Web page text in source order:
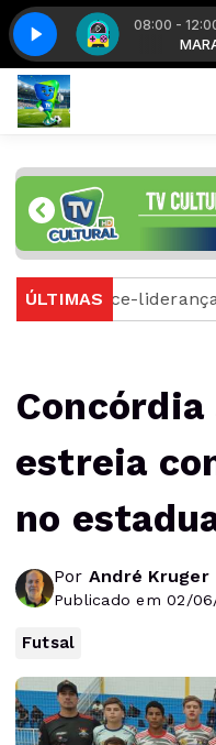
08:00 -
08 ÁS 12H
5 Maratona
ÚLTIMAS
vice-liderança do
Concórdia
estreia
no
Por André Kruger
Publicado em 02/
Futsal